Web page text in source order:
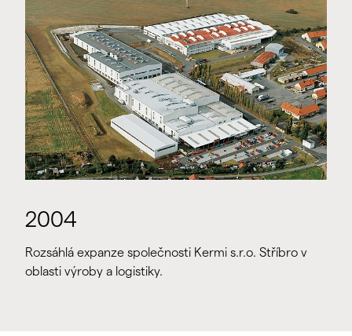
2004
Rozsáhlá expanze společnosti Kermi s.r.o. Stříbro v
oblasti výroby a logistiky.